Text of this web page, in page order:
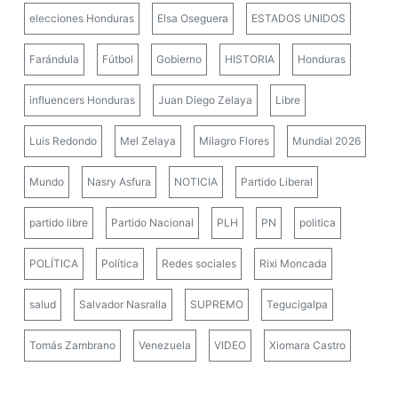
elecciones Honduras Elsa Oseguera ESTADOS UNIDOS
Farándula Fútbol Gobierno HISTORIA Honduras
influencers Honduras Juan Diego Zelaya Libre
Luis Redondo Mel Zelaya Milagro Flores Mundial 2026
Mundo Nasry Asfura NOTICIA Partido Liberal
partido libre Partido Nacional PLH PN politica
POLÍTICA Política Redes sociales Rixi Moncada
salud Salvador Nasralla SUPREMO Tegucigalpa
Tomás Zambrano Venezuela VIDEO Xiomara Castro